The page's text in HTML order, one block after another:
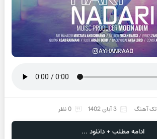
تک آهنگ 3 آبان 1402 0 نظر
ادامه مطلب + دانلود ...